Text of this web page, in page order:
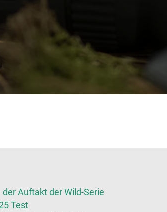
Auftakt der Wild-Serie
Test